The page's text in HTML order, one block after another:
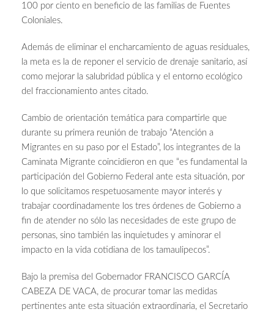
100 por ciento en beneficio de las familias de Fuentes
Coloniales.
Además de eliminar el encharcamiento de aguas residuales,
la meta es la de reponer el servicio de drenaje sanitario, así
como mejorar la salubridad pública y el entorno ecológico
del fraccionamiento antes citado.
Cambio de orientación temática para compartirle que
durante su primera reunión de trabajo “Atención a
Migrantes en su paso por el Estado”, los integrantes de la
Caminata Migrante coincidieron en que “es fundamental la
participación del Gobierno Federal ante esta situación, por
lo que solicitamos respetuosamente mayor interés y
trabajar coordinadamente los tres órdenes de Gobierno a
fin de atender no sólo las necesidades de este grupo de
personas, sino también las inquietudes y aminorar el
impacto en la vida cotidiana de los tamaulipecos”.
Bajo la premisa del Gobernador FRANCISCO GARCÍA
CABEZA DE VACA, de procurar tomar las medidas
pertinentes ante esta situación extraordinaria, el Secretario